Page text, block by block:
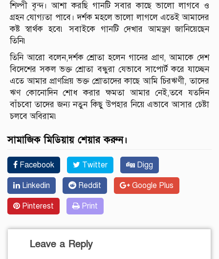
শিল্পী বৃন্দ। আশা করছি গানটি সবার কাছে ভালো লাগবে ও
গ্রহন যোগ্যতা পাবে। দর্শক মহলে ভালো লাগলে এতেই আমাদের
কষ্ট স্বার্থক হবে৷ সবাইকে গানটি দেখার আমন্ত্রণ জানিয়েছেন
তিনি৷
তিনি আরো বলেন,দর্শক শ্রোতা হলেন গানের প্রাণ, আমাকে দেশ
বিদেশের সকল ভক্ত শ্রোতা বন্ধুরা যেভাবে সাপোর্ট করে যাচ্ছেন
এতে আমার প্রাণপ্রিয় ভক্ত শ্রোতাদের কাছে আমি চিরঋণী, তাদের
ঋণ কোনোদিন শোধ করার ক্ষমতা আমার নেই,তবে যতদিন
বাঁচবো তাদের জন্য নতুন কিছু উপহার নিয়ে এভাবে আসার চেষ্টা
চলবে অবিরাম৷
সামাজিক মিডিয়ায় শেয়ার করুন।
Facebook Twitter Digg
Linkedin Reddit Google Plus
Pinterest Print
Leave a Reply